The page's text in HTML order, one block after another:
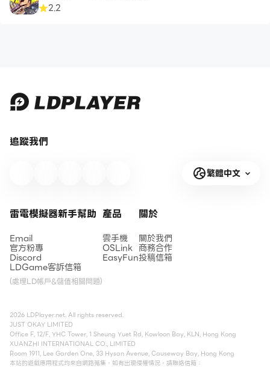
2.2
追蹤我們
繁體中文
雷電模擬器新手幫助
Email
官方粉專
Discord
LDGame客訴信箱
(處理LD帳戶&儲值相關問題)
產品
雲手機
OSLink
EasyFun
關於
關於我們
商務合作
投稿信箱
2026 LDPlayer.net. All rights reserved.
JUST OKAY LIMITED
Office F, 12/F, YHC Tower, 1 Sheung Yuet Rd, Kowloon Bay, KLN, Hong Kong
XUANZHI INTERNATIONAL CO., LIMITED
Room 1911, Lee Garden One, 33 Hysan Avenue, Causeway Bay, Hong Kong
本站的遊戲應用程式均來自網路蒐集，如有出現侵權情況，請聯絡信箱：